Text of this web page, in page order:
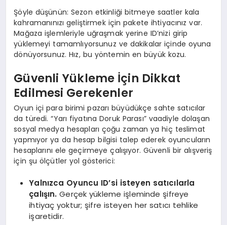
Şöyle düşünün: Sezon etkinliği bitmeye saatler kala
kahramanınızı geliştirmek için pakete ihtiyacınız var.
Mağaza işlemleriyle uğraşmak yerine ID’nizi girip
yüklemeyi tamamlıyorsunuz ve dakikalar içinde oyuna
dönüyorsunuz. Hız, bu yöntemin en büyük kozu.
Güvenli Yükleme İçin Dikkat
Edilmesi Gerekenler
Oyun içi para birimi pazarı büyüdükçe sahte satıcılar
da türedi. “Yarı fiyatına Doruk Parası” vaadiyle dolaşan
sosyal medya hesapları çoğu zaman ya hiç teslimat
yapmıyor ya da hesap bilgisi talep ederek oyuncuların
hesaplarını ele geçirmeye çalışıyor. Güvenli bir alışveriş
için şu ölçütler yol gösterici:
Yalnızca Oyuncu ID’si isteyen satıcılarla
çalışın. Gerçek yükleme işleminde şifreye
ihtiyaç yoktur; şifre isteyen her satıcı tehlike
işaretidir.